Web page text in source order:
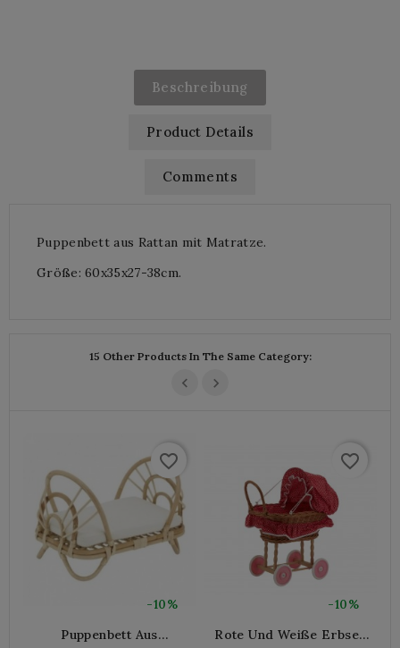
Beschreibung
Product Details
Comments
Puppenbett aus Rattan mit Matratze.
Größe: 60x35x27-38cm.
15 Other Products In The Same Category:
-10%
favorite_border
Puppenbett Aus
-10%
favorite_border
Rote Und Weiße Erbsen